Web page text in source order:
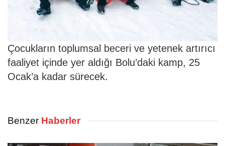
Çocukların toplumsal beceri ve yetenek artırıcı
faaliyet içinde yer aldığı Bolu’daki kamp, 25
Ocak’a kadar sürecek.
Benzer Haberler